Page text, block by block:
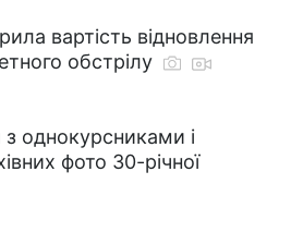
вартість відновлення
обстрілу
з однокурсниками і
фото 30-річної